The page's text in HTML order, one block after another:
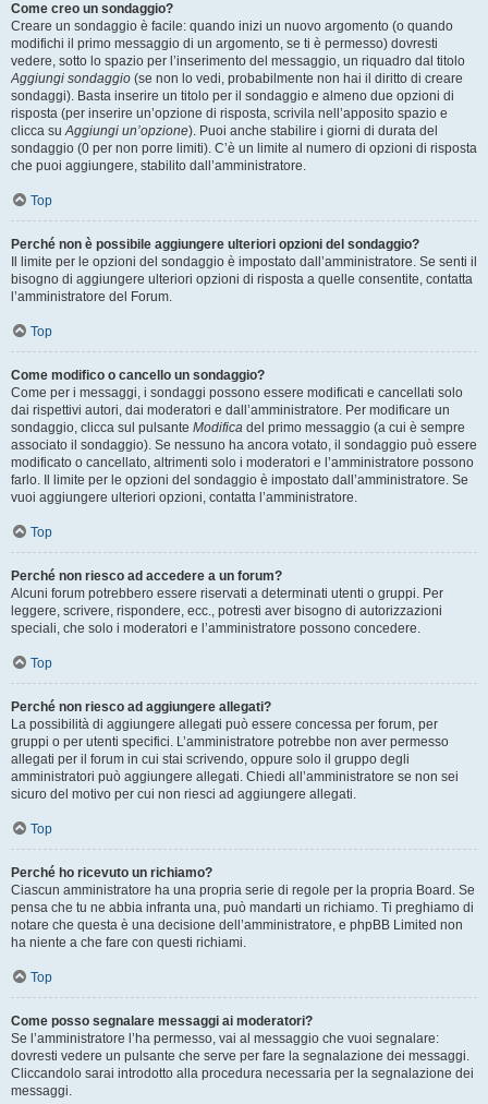
Come creo un sondaggio?
Creare un sondaggio è facile: quando inizi un nuovo argomento (o quando
modifichi il primo messaggio di un argomento, se ti è permesso) dovresti
vedere, sotto lo spazio per l’inserimento del messaggio, un riquadro dal titolo
Aggiungi sondaggio (se non lo vedi, probabilmente non hai il diritto di creare
sondaggi). Basta inserire un titolo per il sondaggio e almeno due opzioni di
risposta (per inserire un’opzione di risposta, scrivila nell’apposito spazio e
clicca suAggiungi un’opzione). Puoi anche stabilire i giorni di durata del
sondaggio (0 per non porre limiti). C’è un limite al numero di opzioni di risposta
che puoi aggiungere, stabilito dall’amministratore.
Top
Perché non è possibile aggiungere ulteriori opzioni del sondaggio?
Il limite per le opzioni del sondaggio è impostato dall’amministratore. Se senti il
bisogno di aggiungere ulteriori opzioni di risposta a quelle consentite, contatta
l’amministratore del Forum.
Top
Come modifico o cancello un sondaggio?
Come per i messaggi, i sondaggi possono essere modificati e cancellati solo
dai rispettivi autori, dai moderatori e dall’amministratore. Per modificare un
sondaggio, clicca sul pulsante Modifica del primo messaggio (a cui è sempre
associato il sondaggio). Se nessuno ha ancora votato, il sondaggio può essere
modificato o cancellato, altrimenti solo i moderatori e l’amministratore possono
farlo. Il limite per le opzioni del sondaggio è impostato dall’amministratore. Se
vuoi aggiungere ulteriori opzioni, contatta l’amministratore.
Top
Perché non riesco ad accedere a un forum?
Alcuni forum potrebbero essere riservati a determinati utenti o gruppi. Per
leggere, scrivere, rispondere, ecc., potresti aver bisogno di autorizzazioni
speciali, che solo i moderatori e l’amministratore possono concedere.
Top
Perché non riesco ad aggiungere allegati?
La possibilità di aggiungere allegati può essere concessa per forum, per
gruppi o per utenti specifici. L’amministratore potrebbe non aver permesso
allegati per il forum in cui stai scrivendo, oppure solo il gruppo degli
amministratori può aggiungere allegati. Chiedi all’amministratore se non sei
sicuro del motivo per cui non riesci ad aggiungere allegati.
Top
Perché ho ricevuto un richiamo?
Ciascun amministratore ha una propria serie di regole per la propria Board. Se
pensa che tu ne abbia infranta una, può mandarti un richiamo. Ti preghiamo di
notare che questa è una decisione dell’amministratore, e phpBB Limited non
ha niente a che fare con questi richiami.
Top
Come posso segnalare messaggi ai moderatori?
Se l’amministratore l’ha permesso, vai al messaggio che vuoi segnalare:
dovresti vedere un pulsante che serve per fare la segnalazione dei messaggi.
Cliccandolo sarai introdotto alla procedura necessaria per la segnalazione dei
messaggi.